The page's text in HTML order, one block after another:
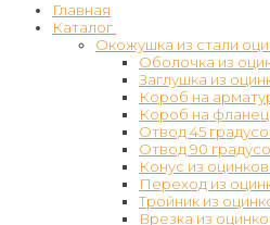
Главная
Каталог
Окожушка из стали
Оболочка из
Заглушка из
Короб на
Короб на фланец
Отвод 45
Отвод 90
Конус из
Переход из
Тройник из
Врезка из